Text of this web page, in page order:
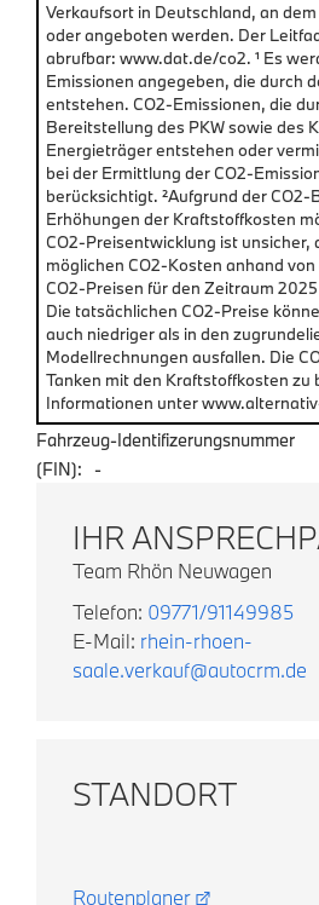
Verkaufsort in Deutschland, an
oder angeboten werden. Der
abrufbar: www.dat.de/co2. ¹ Es
Emissionen angegeben, die durch
entstehen. CO2-Emissionen, die
Bereitstellung des PKW sowie des
Energieträger entstehen oder
bei der Ermittlung der CO2-
berücksichtigt. ²Aufgrund der
Erhöhungen der Kraftstoffkosten
CO2-Preisentwicklung ist unsicher,
möglichen CO2-Kosten anhand
CO2-Preisen für den Zeitraum
Die tatsächlichen CO2-Preise
auch niedriger als in den
Modellrechnungen ausfallen. Die
Tanken mit den Kraftstoffkosten zu
Informationen unter
Fahrzeug-Identifizerungsnummer
(FIN): -
IHR
Team Rhön Neuwagen
Telefon: 09771/91149985
E-Mail: rhein-rhoen-
saale.verkauf@autocrm.de
STANDORT
Routenplaner